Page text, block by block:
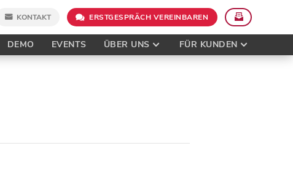
KONTAKT ERSTGESPRÄCH VEREINBAREN
DEMO EVENTS ÜBER UNS FÜR KUNDEN